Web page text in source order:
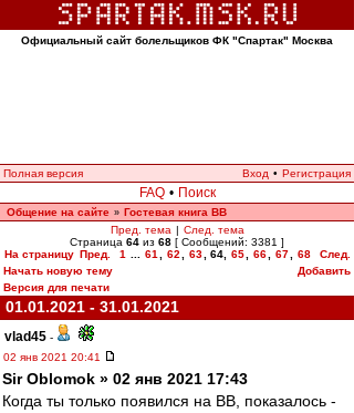
Официальный сайт болельщиков ФК "Спартак" Москва
Полная версия Вход • Регистрация
FAQ • Поиск
Общение на сайте » Гостевая книга ВВ
Пред. тема | След. тема
Страница 64 из 68 [ Сообщений: 3381 ]
На страницу Пред. 1 61 62 63 64, 65 66 67 68
След.
Начать новую тему
Добавить
Версия для печати
01.01.2021 - 31.01.2021
vlad45 -
02 янв 2021 20:41
Sir Oblomok » 02 янв 2021 17:43
Когда ты только появился на ВВ, показалось -